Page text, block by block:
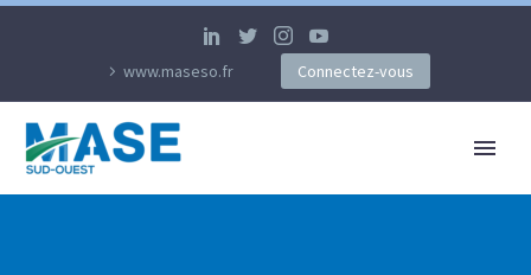
www.maseso.fr Connectez-vous